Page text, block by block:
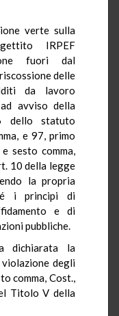
verte sulla
IRPEF
fuori dal
delle
da lavoro
avviso della
dello statuto
e 97, primo
sesto comma,
10 della legge
la propria
i principi di
e di
pubbliche.
dichiarata la
violazione degli
comma, Cost.,
Titolo V della